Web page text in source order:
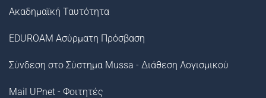
Ακαδημαϊκή Ταυτότητα
EDUROAM Ασύρματη Πρόσβαση
Σύνδεση στο Σύστημα Μussa - Διάθεση Λογισμικού
Mail UPnet - Φοιτητές